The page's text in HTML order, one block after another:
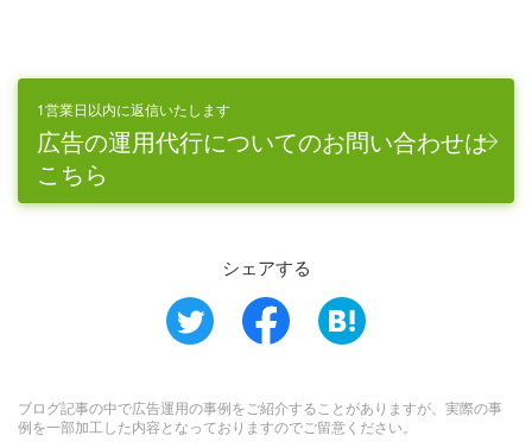
1営業日以内に返信いたします
広告の運用代行についてのお問い合わせは
こちら
シェアする
ブログ記事の中で広告運用の事例をご紹介することがありますが、実際の事
例を一部加工した内容となっておりますのでご留意ください。